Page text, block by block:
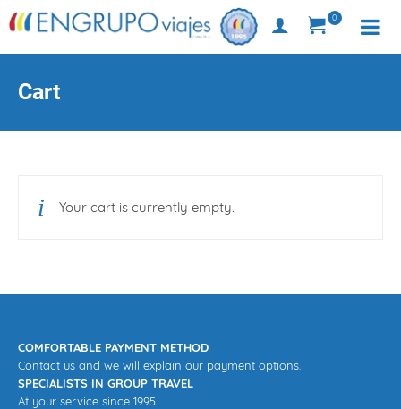
0
Cart
Your cart is currently empty.
COMFORTABLE PAYMENT METHOD
Contact us and we will explain our payment options.
SPECIALISTS IN GROUP TRAVEL
At your service since 1995.